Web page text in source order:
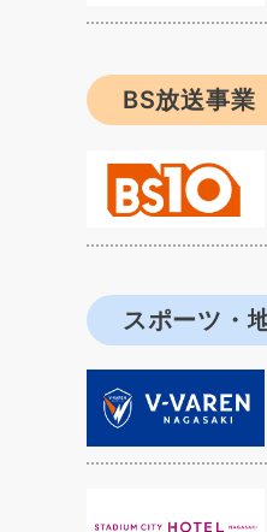
BS放送事業
スポーツ・